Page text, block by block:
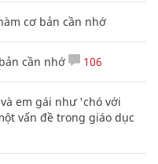
cơ bản cần nhớ
cần nhớ 106
em gái như 'chó với
vấn đề trong giáo dục